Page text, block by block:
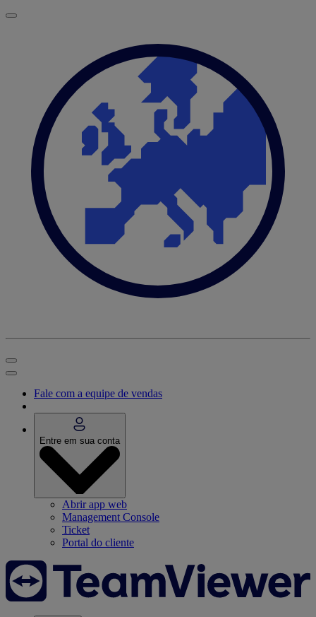
Fale com a equipe de vendas
Entre em sua conta
Abrir app web
Management Console
Ticket
Portal do cliente